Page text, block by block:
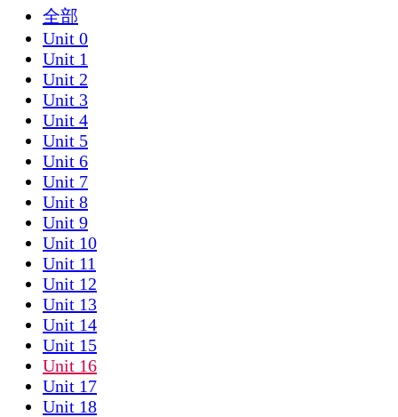
全部
Unit 0
Unit 1
Unit 2
Unit 3
Unit 4
Unit 5
Unit 6
Unit 7
Unit 8
Unit 9
Unit 10
Unit 11
Unit 12
Unit 13
Unit 14
Unit 15
Unit 16
Unit 17
Unit 18